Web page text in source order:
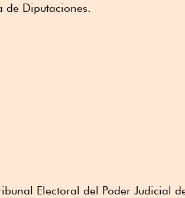
de Diputaciones.
Electoral del Poder Judicial